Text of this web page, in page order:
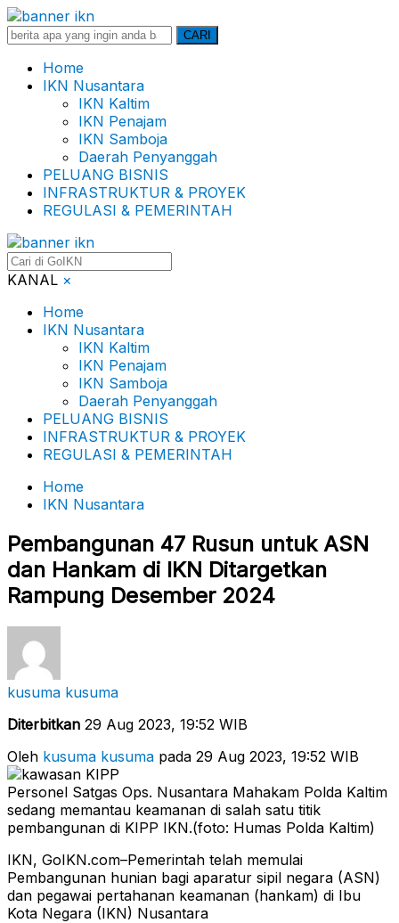
Search
CARI
Home
IKN Nusantara
IKN Kaltim
IKN Penajam
IKN Samboja
Daerah Penyanggah
PELUANG BISNIS
INFRASTRUKTUR & PROYEK
REGULASI & PEMERINTAH
KANAL ×
Home
IKN Nusantara
IKN Kaltim
IKN Penajam
IKN Samboja
Daerah Penyanggah
PELUANG BISNIS
INFRASTRUKTUR & PROYEK
REGULASI & PEMERINTAH
Home
IKN Nusantara
Pembangunan 47 Rusun untuk ASN
dan Hankam di IKN Ditargetkan
Rampung Desember 2024
kusuma kusuma
Diterbitkan 29 Aug 2023, 19:52 WIB
Oleh kusuma kusuma pada 29 Aug 2023, 19:52 WIB
Personel Satgas Ops. Nusantara Mahakam Polda Kaltim
sedang memantau keamanan di salah satu titik
pembangunan di KIPP IKN.(foto: Humas Polda Kaltim)
IKN, GoIKN.com–Pemerintah telah memulai
Pembangunan hunian bagi aparatur sipil negara (ASN)
dan pegawai pertahanan keamanan (hankam) di Ibu
Kota Negara (IKN) Nusantara